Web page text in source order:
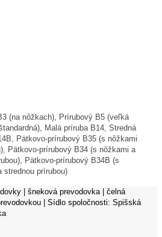
(na nôžkach), Prírubový B5 (veľká
Malá príruba B14, Stredná
Pätkovo-prírubový B35 (s nôžkami
Pätkovo-prírubový B34 (s nôžkami a
Pätkovo-prírubový B34B (s
strednou prírubou)
| šneková prevodovka | čelná
| Sídlo spoločnosti: Spišská